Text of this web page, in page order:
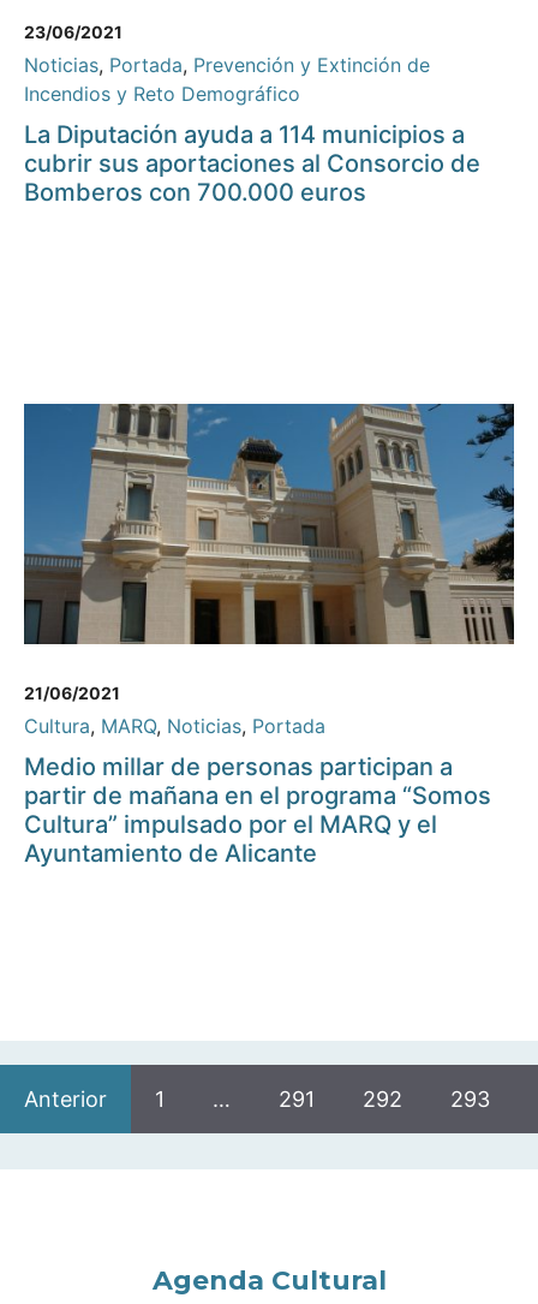
23/06/2021
Noticias, Portada, Prevención y Extinción de
Incendios y Reto Demográfico
La Diputación ayuda a 114 municipios a
cubrir sus aportaciones al Consorcio de
Bomberos con 700.000 euros
21/06/2021
Cultura, MARQ, Noticias, Portada
Medio millar de personas participan a
partir de mañana en el programa “Somos
Cultura” impulsado por el MARQ y el
Ayuntamiento de Alicante
Anterior 1 … 291 292 293
Agenda Cultural